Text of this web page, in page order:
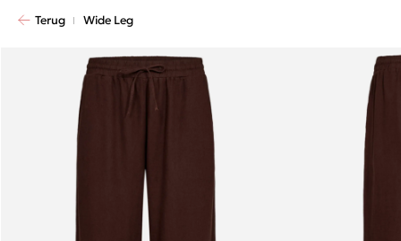
Terug Wide Leg